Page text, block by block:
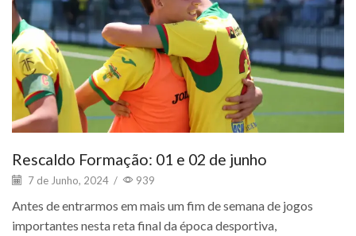
Rescaldo Formação: 01 e 02 de junho
7 de Junho, 2024 / 939
Antes de entrarmos em mais um fim de semana de jogos
importantes nesta reta final da época desportiva,